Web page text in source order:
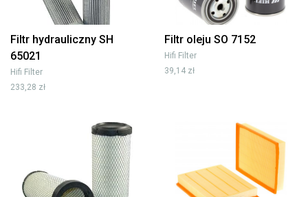
Filtr hydrauliczny SH
65021
Hifi Filter
233,28 zł
Filtr oleju SO 7152
Hifi Filter
39,14 zł